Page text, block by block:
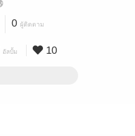
0 ผู้ติดตาม
อัลบั้ม 10